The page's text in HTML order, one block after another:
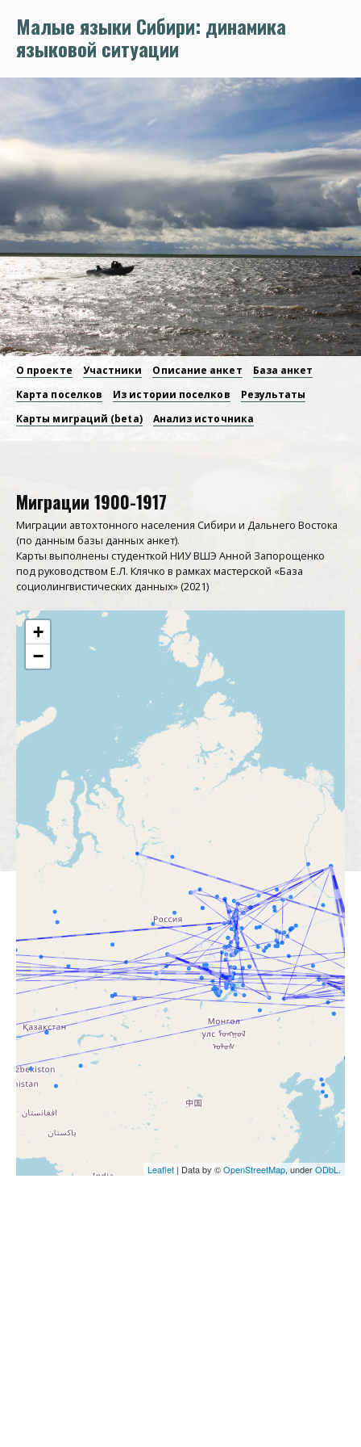
основному
содержанию
Малые языки Сибири: динамика
языковой ситуации
Основная
навигация
О проекте Участники Описание анкет
База анкет
Карта поселков
Из истории поселков
Результаты
Карты миграций (beta)
Анализ источника
Миграции 1900-1917
Миграции автохтонного населения Сибири и Дальнего Востока
(по данным базы данных анкет).
Карты выполнены студенткой НИУ ВШЭ Анной Запорощенко
под руководством Е.Л. Клячко в рамках мастерской «База
социолингвистических данных» (2021)